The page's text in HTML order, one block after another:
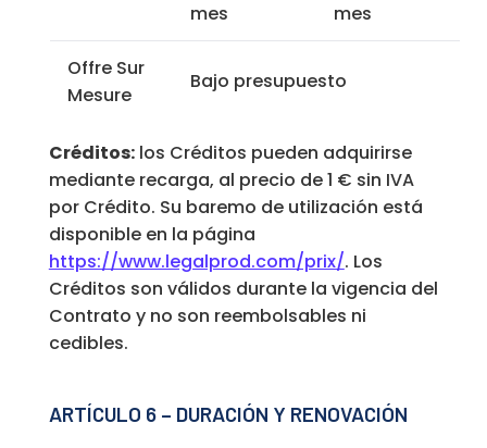
mes
mes
Offre Sur
Mesure
Bajo presupuesto
Créditos:los Créditos pueden adquirirse
mediante recarga, al precio de 1 € sin IVA
por Crédito. Su baremo de utilización está
disponible en la página
https://www.legalprod.com/prix/. Los
Créditos son válidos durante la vigencia del
Contrato y no son reembolsables ni
cedibles.
ARTÍCULO 6 – DURACIÓN Y RENOVACIÓN